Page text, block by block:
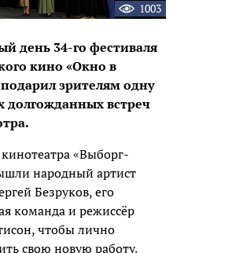
1003
день 34-го фестиваля
кино «Окно в
зрителям одну
долгожданных встреч
«Выборг-
народный артист
Безруков, его
команда и режиссёр
чтобы лично
свою новую работу.